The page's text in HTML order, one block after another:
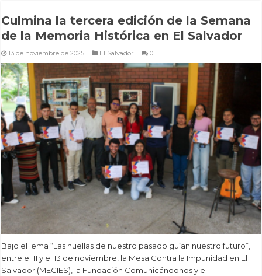
Culmina la tercera edición de la Semana
de la Memoria Histórica en El Salvador
13 de noviembre de 2025 El Salvador 0
Bajo el lema “Las huellas de nuestro pasado guían nuestro futuro”,
entre el 11 y el 13 de noviembre, la Mesa Contra la Impunidad en El
Salvador (MECIES), la Fundación Comunicándonos y el